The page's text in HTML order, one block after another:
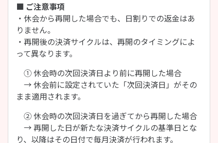
■ ご注意事項
・休会から再開した場合でも、日割りでの返金はあ
りません。
・再開後の決済サイクルは、再開のタイミングによ
って異なります。
① 休会時の次回決済日より前に再開した場合
→ 休会前に設定されていた「次回決済日」がその
まま適用されます。
② 休会時の次回決済日を過ぎてから再開した場合
→ 再開した日が新たな決済サイクルの基準日とな
り、以降はその日付で毎月決済が行われます。